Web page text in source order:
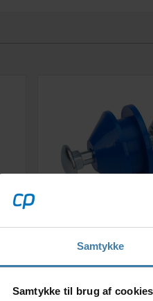
Samtykke
Samtykke til brug af cookies
Kædeholder
59,00kr.